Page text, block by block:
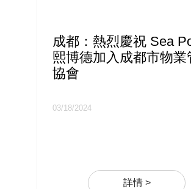
成都：熱烈慶祝 Sea
熙博德加入成都市物業
協會
03/18/2024
詳情 >